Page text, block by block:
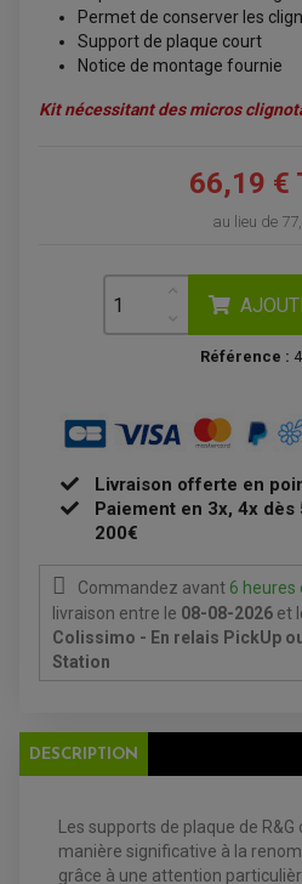
ÉCHAPPEMENT MOTO
SILENCIEUX / ÉCHAPPEMENT
ACCESSOIRE ÉCHAPPEMENT
CHARGEUR BATTERIE
CLIGNOTANT TYPE ORIGINE
FEUX ADDITIONNELS
KIT RECONDITIONNEMENT
POMPE A ESSENCE
REDRESSEUR / REGULATEUR
ATELIER, PADDOCK, STAND
ANTIPARASITE NGK
FILTRE A AIR
FILTRE A HUILE
FILTRE ET ACCESSOIRE ESSENCE
OUTILLAGE
ÉCHAPEMENT SCOOTER
ÉCHAPPEMENT SCOOTER
ELECTRICITÉ
CHARGEUR DE BATTERIE
REDRESSEUR / RÉGULATEUR
POMPE A ESSENCE
DISQUE DE FREIN AVANT
ACCESSOIRE + VISSERIE
PLAQUETTE DE FREIN AVANT
BOUGIE QUAD
FILTRE A AIR BMC QUAD
FILTRE A AIR QUAD
FILTRE A HUILE QUAD
EQUIPEMENT
ACCESSOIRES ELECTRIQUE
KIT CHAÎNE
GUIDE CHAÎNE
PATIN DE BRAS OSCILLANT
ROULETTE DE CHAÎNE
POMPE À EAU BOYESEN
KIT RÉPARATION CARBU
KIT RÉPARATION POMPE A EAU
PIPE D'ADMISSION
Permet de conserver les
Support de plaque court
Notice de montage fournie
Kit nécessitant des micros
66,19 €
au lieu de
Référence :
Livraison offerte en
Paiement en 3x, 4x
200€
Commandez avant 6 heures
livraison entre le 08-08-2026 et
Colissimo - En relais PickUp
Station
DESCRIPTION
Les supports de plaque de
manière significative à la
grâce à une attention